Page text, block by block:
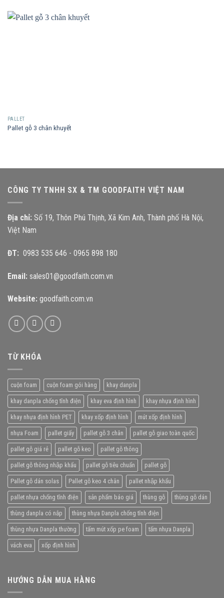
PALLET
Pallet gỗ 3 chân khuyết
CÔNG TY TNHH SX & TM GOODFAITH VIỆT NAM
Địa chỉ: Số 19, Thôn Phú Thịnh, Xã Kim Anh, Thành phố Hà Nội,
Việt Nam
ĐT: 0983 535 646 - 0965 898 180
Email: sales01@goodfaith.com.vn
Website: goodfaith.com.vn
TỪ KHÓA
cuộn foam cuộn foam gói hàng khay danpla
khay danpla chống tĩnh điện khay eva định hình khay nhựa định hình
khay nhựa định hình PET khay xốp định hình mút xốp định hình
nhựa Foam pallet giấy pallet gỗ 3 chân pallet gỗ giao toàn quốc
pallet gỗ giá rẻ pallet gỗ keo pallet gỗ thông
pallet gỗ thông nhập khẩu pallet gỗ tiêu chuẩn pallet gỗ
Pallet gỗ dán solas Pallet gỗ keo 4 chân pallet nhập khẩu
pallet nhựa chống tĩnh điện sản phẩm báo giá thùng gỗ thùng gỗ dán
thùng danpla có nắp thùng nhựa Danpla chống tĩnh điện
thùng nhựa Danpla thường tấm mút xốp pe foam tấm nhựa Danpla
vách eva xốp định hình
HƯỚNG DẪN MUA HÀNG